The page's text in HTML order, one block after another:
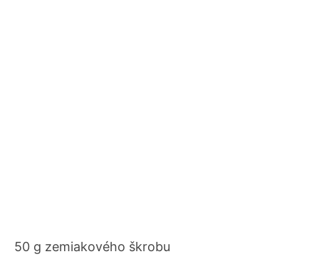
50 g zemiakového škrobu